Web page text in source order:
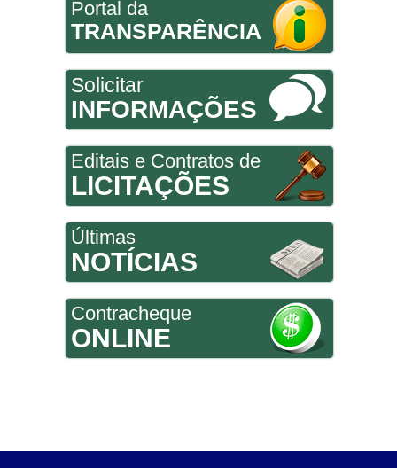
Portal da
TRANSPARÊNCIA
Solicitar
INFORMAÇÕES
Editais e Contratos de
LICITAÇÕES
Últimas
NOTÍCIAS
Contracheque
ONLINE